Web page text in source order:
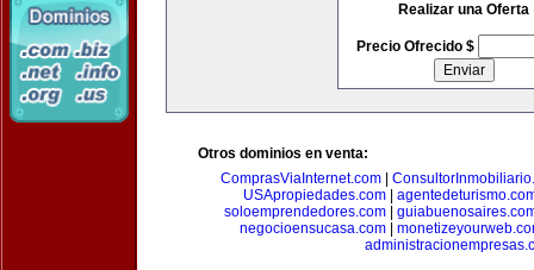
Realizar una Oferta
Precio Ofrecido $
Otros dominios en venta:
ComprasViaInternet.com
USApropiedades.com|
soloemprendedores.com|
negocioensucasa.com